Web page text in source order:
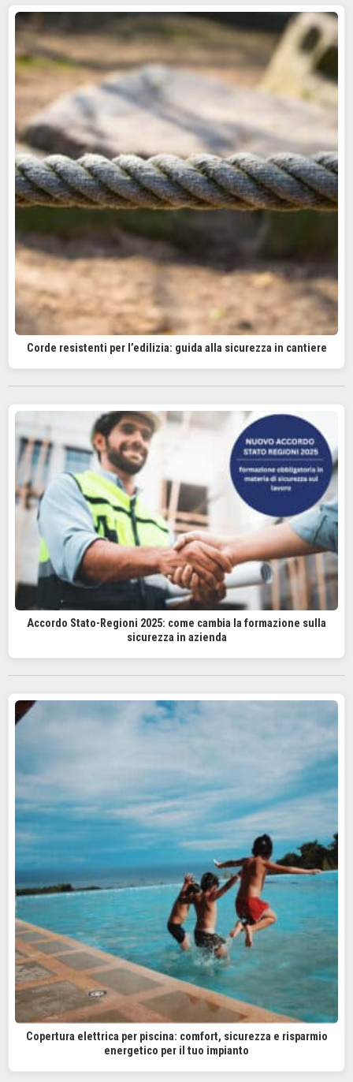
Corde resistenti per l’edilizia: guida alla sicurezza in cantiere
Accordo Stato-Regioni 2025: come cambia la formazione sulla
sicurezza in azienda
Copertura elettrica per piscina: comfort, sicurezza e risparmio
energetico per il tuo impianto